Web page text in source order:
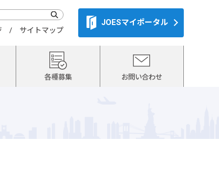
サイトマップ
JOESマイポータル
各種募集 お問い合わせ